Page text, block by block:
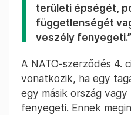
területi épségét,
függetlenségét
veszély fenyegeti.”
A NATO-szerződés 4.
vonatkozik, ha egy
egy másik ország
fenyegeti. Ennek